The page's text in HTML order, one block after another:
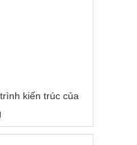
kiến trúc của